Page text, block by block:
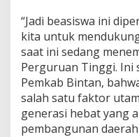
“Jadi beasiswa ini
kita untuk
saat ini sedang
Perguruan Tinggi. Ini
Pemkab Bintan,
salah satu faktor
generasi hebat yang
pembangunan